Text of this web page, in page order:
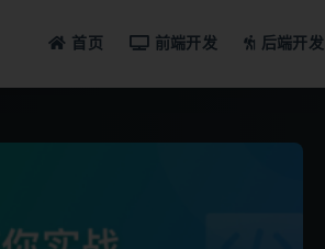
首页 前端开发 后端开发